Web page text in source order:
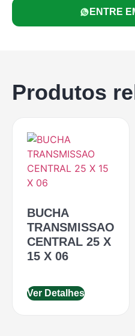
ENTRE
Produtos
BUCHA
TRANSMISSAO
CENTRAL 25 X
15 X 06
Ver Detalhes